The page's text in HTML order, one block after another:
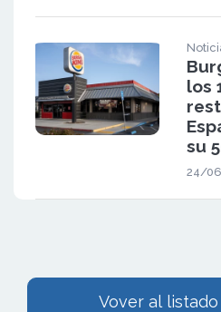
los
su
24/
Vover al